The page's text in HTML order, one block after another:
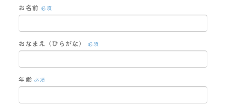
お名前必須
おなまえ（ひらがな） 必須
年齢必須